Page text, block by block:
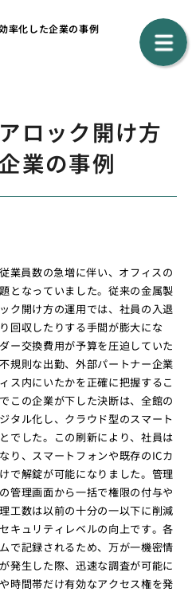
率化した企業の事例
ロック開け方
業の事例
業員数の急増に伴い、オフィスの
となっていました。従来の金属製
ク開け方の運用では、社員の入退
回収したりする手間が膨大にな
ー交換費用が予算を圧迫していた
規則な出勤、外部パートナー企業
ス内にいたかを正確に把握するこ
この企業が下した決断は、全館の
タル化し、クラウド型のスマート
でした。この刷新により、社員は
り、スマートフォンや既存のICカ
で解錠が可能になりました。管理
管理画面から一括で権限の付与や
工数は以前の十分の一以下に削減
キュリティレベルの向上です。各
で記録されるため、万が一機密情
発生した際、迅速な調査が可能に
時間帯だけ有効なアクセス権を発